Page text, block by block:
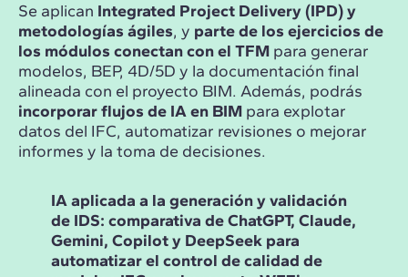
Se aplican Integrated Project Delivery (IPD) y
metodologías ágiles, y parte de los ejercicios de
los módulos conectan con el TFM para generar
modelos, BEP, 4D/5D y la documentación final
alineada con el proyecto BIM. Además, podrás
incorporar flujos de IA en BIM para explotar
datos del IFC, automatizar revisiones o mejorar
informes y la toma de decisiones.
IA aplicada a la generación y validación
de IDS: comparativa de ChatGPT, Claude,
Gemini, Copilot y DeepSeek para
automatizar el control de calidad de